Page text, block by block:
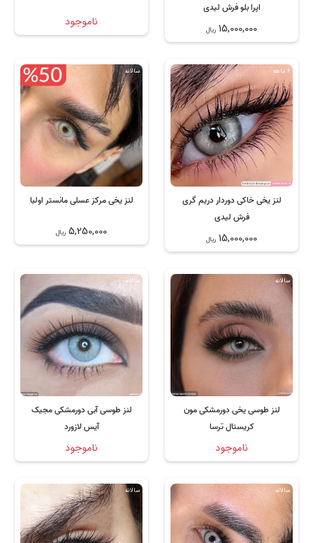
اپرا بلو فرش لیدی
15,000,000 ریال ناموجود
لنز یخی خاکی دوردار دریم گری
فرش لیدی
15,000,000 ریال
6 ماهه
لنز یخی مرکز عسلی مانستر اولبا
5,250,000 ریال
سالانه
لنز طوسی یخی دورمشکی مون
کریستال ترسا
ناموجود
سالانه
لنز طوسی آبی دورمشکی مجیک
آیس لازورد
ناموجود
سالانه
سالانه سالانه